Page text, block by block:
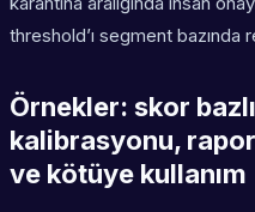
threshold’ı segment bazında
Örnekler: skor
kalibrasyonu,
ve kötüye kullanım